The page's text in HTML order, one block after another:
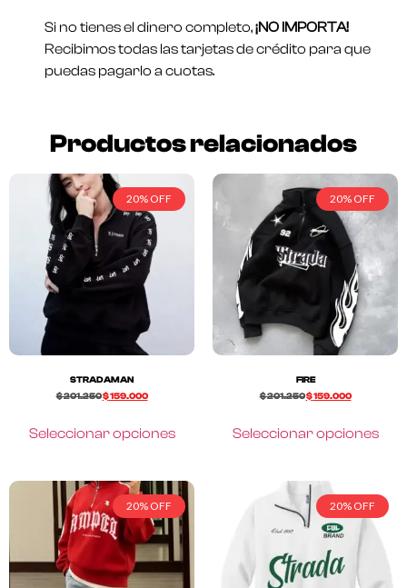
Si no tienes el dinero completo,¡NO IMPORTA!
Recibimos todas las tarjetas de crédito para que
puedas pagarlo a cuotas.
Productos relacionados
20% OFF
STRADAMAN
$201.250$159.000
Seleccionar opciones
20% OFF
FIRE
$201.250$159.000
Seleccionar opciones
20% OFF 20% OFF